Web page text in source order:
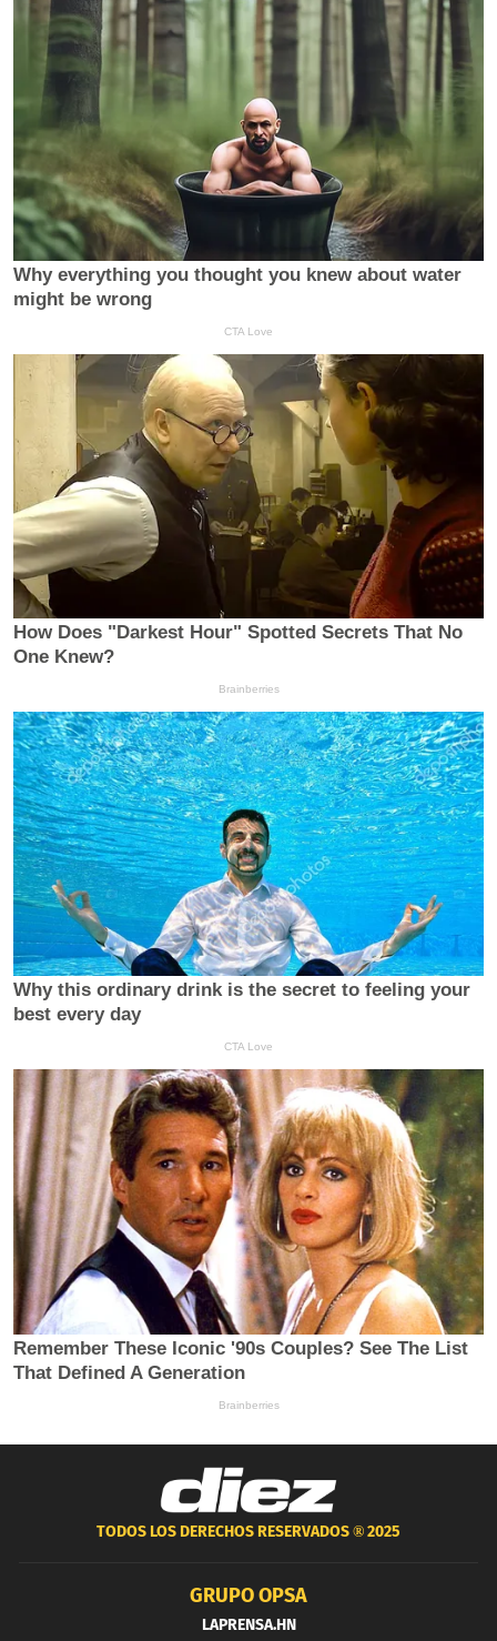
TODOS LOS DERECHOS RESERVADOS ®2025
GRUPO OPSA
LAPRENSA.HN